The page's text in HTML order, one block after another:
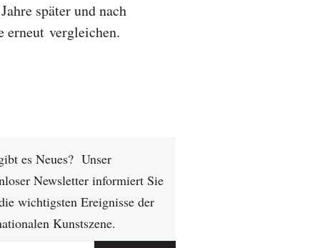
später und nach
erneut vergleichen.
es Neues? Unser
Newsletter informiert Sie
wichtigsten Ereignisse der
Kunstszene.